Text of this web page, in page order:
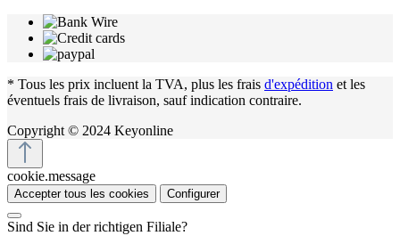
* Tous les prix incluent la TVA, plus les frais d'expédition et les
éventuels frais de livraison, sauf indication contraire.
Copyright © 2024 Keyonline
cookie.message
Accepter tous les cookies Configurer
Sind Sie in der richtigen Filiale?